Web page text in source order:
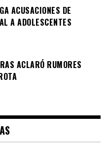
ACUSACIONES DE
A ADOLESCENTES
ACLARÓ RUMORES